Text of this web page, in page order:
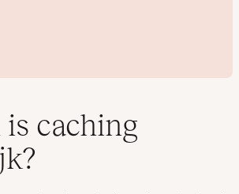
is caching